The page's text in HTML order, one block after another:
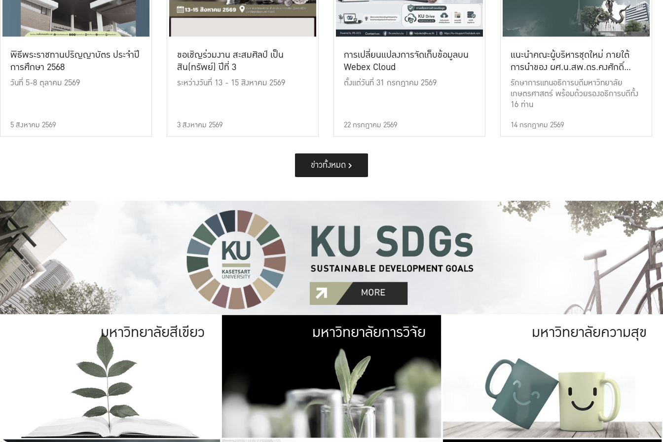
พิธีพระราชทานปริญญาบัตร ประจำปี
การศึกษา 2568
วันที่ 5-8 ตุลาคม 2569
5 สิงหาคม 2569
ขอเชิญร่วมงาน สะสมศิลป์ เป็น
สิน(ทรัพย์) ปีที่ 3
ระหว่างวันที่ 13 - 15 สิงหาคม 2569
3 สิงหาคม 2569
การเปลี่ยนแปลงการจัดเก็บข้อมูลบน
Webex Cloud
ตั้งแต่วันที่ 31 กรกฎาคม 2569
22 กรกฎาคม 2569
แนะนำคณะผู้บริหารชุดใหม่ ภายใต้
การนำของ ผศ.น.สพ.ดร.คงศักดิ์
เที่ยงธรรม
รักษาการแทนอธิการบดีมหาวิทยาลัย
เกษตรศาสตร์ พร้อมด้วยรองอธิการบดีทั้ง
16 ท่าน
14 กรกฎาคม 2569
ข่าวทั้งหมด
มหาวิทยาลัยสีเขียว มหาวิทยาลัย
เกษตรศาสตร์ มีพื้นที่เขียวสดใส หนาแน่น
เป็นป่าในเมือง (URBAN FOREST)
เกษตรในเมือง (URBAN AGRICULTURE)
ที่นับรวมกันได้ประมาณ 1,400 ไร่
มหาวิทยาลัยการวิจัย มหาวิทยาลัย
ให้กับประชาชน
มหาวิทยาลัยความสุข